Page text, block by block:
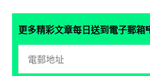
更多精彩文章每日送到電子郵箱